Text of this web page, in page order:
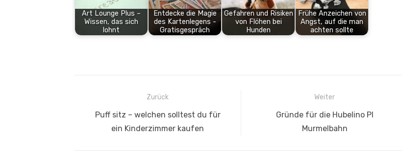
Art Lounge Plus –
Wissen, das sich
lohnt
Entdecke die Magie
des Kartenlegens -
Gratisgespräch
Gefahren und Risiken
von Flöhen bei
Hunden
Frühe Anzeichen von
Angst, auf die man
achten sollte
Navigation
Zurück
Vorheriger
Beitrag:
Puff sitz – welchen solltest du für
ein Kinderzimmer kaufen
Weiter
Nächster
Gründe für die Hubelino PI
Murmelbahn